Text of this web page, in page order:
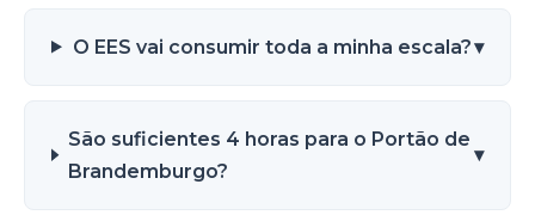
O EES vai consumir toda a minha escala?▾
São suficientes 4 horas para o Portão de
Brandemburgo?
▾